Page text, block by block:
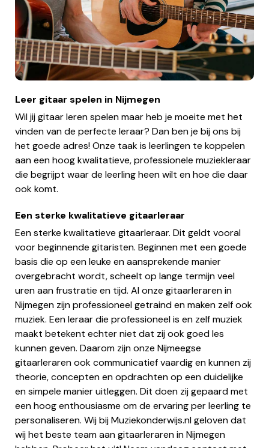
Leer gitaar spelen in Nijmegen
Wil jij gitaar leren spelen maar heb je moeite met het
vinden van de perfecte leraar? Dan ben je bij ons bij
het goede adres! Onze taak is leerlingen te koppelen
aan een hoog kwalitatieve, professionele muziekleraar
die begrijpt waar de leerling heen wilt en hoe die daar
ook komt.
Een sterke kwalitatieve gitaarleraar
Een sterke kwalitatieve gitaarleraar. Dit geldt vooral
voor beginnende gitaristen. Beginnen met een goede
basis die op een leuke en aansprekende manier
overgebracht wordt, scheelt op lange termijn veel
uren aan frustratie en tijd. Al onze gitaarleraren in
Nijmegen zijn professioneel getraind en maken zelf ook
muziek. Een leraar die professioneel is en zelf muziek
maakt betekent echter niet dat zij ook goed les
kunnen geven. Daarom zijn onze Nijmeegse
gitaarleraren ook communicatief vaardig en kunnen zij
theorie, concepten en opdrachten op een duidelijke
en simpele manier uitleggen. Dit doen zij gepaard met
een hoog enthousiasme om de ervaring per leerling te
personaliseren. Wij bij Muziekonderwijs.nl geloven dat
wij het beste team aan gitaarleraren in Nijmegen